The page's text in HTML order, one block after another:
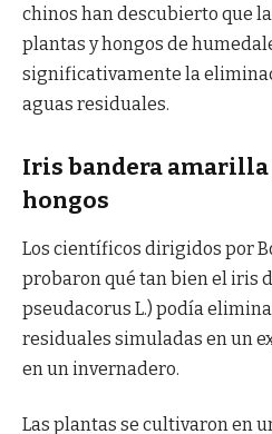
chinos han descubierto que
plantas y hongos de
significativamente la
aguas residuales.
Iris bandera amarilla
hongos
Los científicos dirigidos por
probaron qué tan bien el iris
pseudacorus L.) podía
residuales simuladas en un
en un invernadero.
Las plantas se cultivaron en